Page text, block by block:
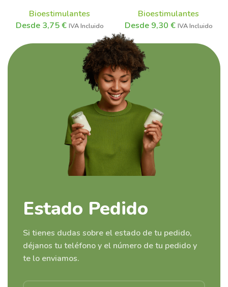
Bioestimulantes
3,75€
Bioestimulantes
9,30 €
Estado Pedido
Si tienes dudas sobre el estado de tu pedido,
déjanos tu teléfono y el número de tu pedido y
te lo enviamos.